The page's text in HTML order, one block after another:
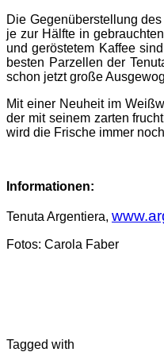
Die Gegenüberstellung
je zur Hälfte in
und geröstetem Kaffee
besten Parzellen der
schon jetzt große
Mit einer Neuheit im
der mit seinem zarten
wird die Frische immer
Informationen:
Tenuta Argentiera,
Fotos: Carola Faber
Tagged with